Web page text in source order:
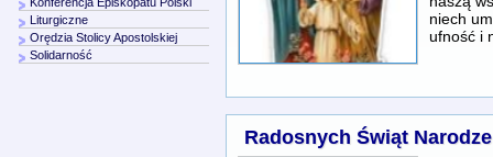
niech
ufność i
Radosnych Świąt
Liturgiczne
Orędzia Stolicy Apostolskiej
Solidarność